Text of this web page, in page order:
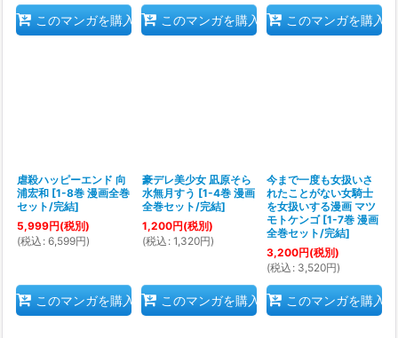
このマンガを購入 このマンガを購入 このマンガを購入
虐殺ハッピーエンド 向
浦宏和 [1-8巻 漫画全巻
セット/完結]
5,999円(税別)
(税込 : 6,599円)
このマンガを購入
豪デレ美少女 凪原そら
水無月すう [1-4巻 漫画
全巻セット/完結]
1,200円(税別)
(税込 : 1,320円)
このマンガを購入
今まで一度も女扱いさ
れたことがない女騎士
を女扱いする漫画 マツ
モトケンゴ [1-7巻 漫画
全巻セット/完結]
3,200円(税別)
(税込 : 3,520円)
このマンガを購入